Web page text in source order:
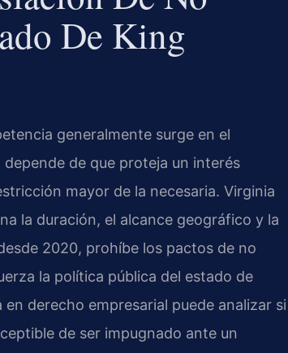
De King
generalmente surge en el
de que proteja un interés
mayor de la necesaria. Virginia
la duración, el alcance geográfico y la
2020, prohíbe los pactos de no
la política pública del estado de
derecho empresarial puede analizar si
de ser impugnado ante un